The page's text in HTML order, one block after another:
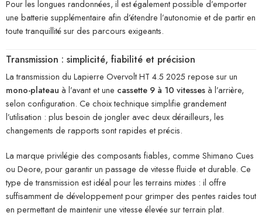
Pour les longues randonnées, il est également possible d’emporter
une batterie supplémentaire afin d’étendre l’autonomie et de partir en
toute tranquillité sur des parcours exigeants.
Transmission : simplicité, fiabilité et précision
La transmission du Lapierre Overvolt HT 4.5 2025 repose sur un
mono-plateau à l’avant et une cassette 9 à 10 vitessesà l’arrière,
selon configuration. Ce choix technique simplifie grandement
l’utilisation : plus besoin de jongler avec deux dérailleurs, les
changements de rapports sont rapides et précis.
La marque privilégie des composants fiables, comme Shimano Cues
ou Deore, pour garantir un passage de vitesse fluide et durable. Ce
type de transmission est idéal pour les terrains mixtes : il offre
suffisamment de développement pour grimper des pentes raides tout
en permettant de maintenir une vitesse élevée sur terrain plat.